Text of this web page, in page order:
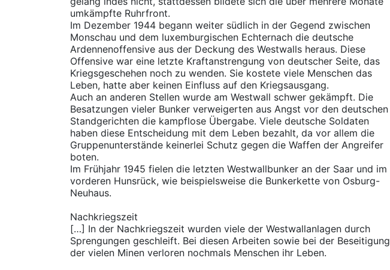
umkämpfte Ruhrfront.
Im Dezember 1944 begann weiter südlich in der Gegend zwischen
Monschau und dem luxemburgischen Echternach die deutsche
Ardennenoffensive aus der Deckung des Westwalls heraus. Diese
Offensive war eine letzte Kraftanstrengung von deutscher Seite, das
Kriegsgeschehen noch zu wenden. Sie kostete viele Menschen das
Leben, hatte aber keinen Einfluss auf den Kriegsausgang.
Auch an anderen Stellen wurde am Westwall schwer gekämpft. Die
Besatzungen vieler Bunker verweigerten aus Angst vor den deutschen
Standgerichten die kampflose Übergabe. Viele deutsche Soldaten
haben diese Entscheidung mit dem Leben bezahlt, da vor allem die
Gruppenunterstände keinerlei Schutz gegen die Waffen der Angreifer
boten.
Im Frühjahr 1945 fielen die letzten Westwallbunker an der Saar und im
vorderen Hunsrück, wie beispielsweise die Bunkerkette von Osburg-
Neuhaus.
Nachkriegszeit
[…] In der Nachkriegszeit wurden viele der Westwallanlagen durch
Sprengungen geschleift. Bei diesen Arbeiten sowie bei der Beseitigung
der vielen Minen verloren nochmals Menschen ihr Leben.